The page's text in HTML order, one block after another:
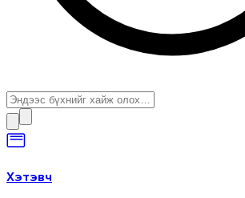
Хэтэвч